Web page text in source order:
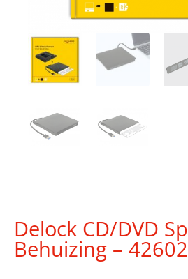
Delock CD/DVD
Behuizing – 42602